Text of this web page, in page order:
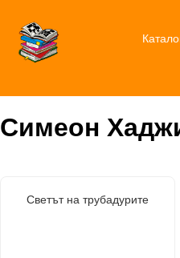
Симеон
Светът на трубадурите